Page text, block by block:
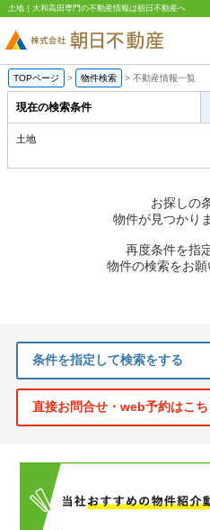
土地｜大和高田専門の不動産情報は朝日不動産へ
TOPページ > 物件検索 > 不動産情報一覧
現在の検索条件
土地
お探しの
物件が見つかり
再度条件を指
物件の検索をお願
条件を指定して検索をする
直接お問合せ・web予約はこち